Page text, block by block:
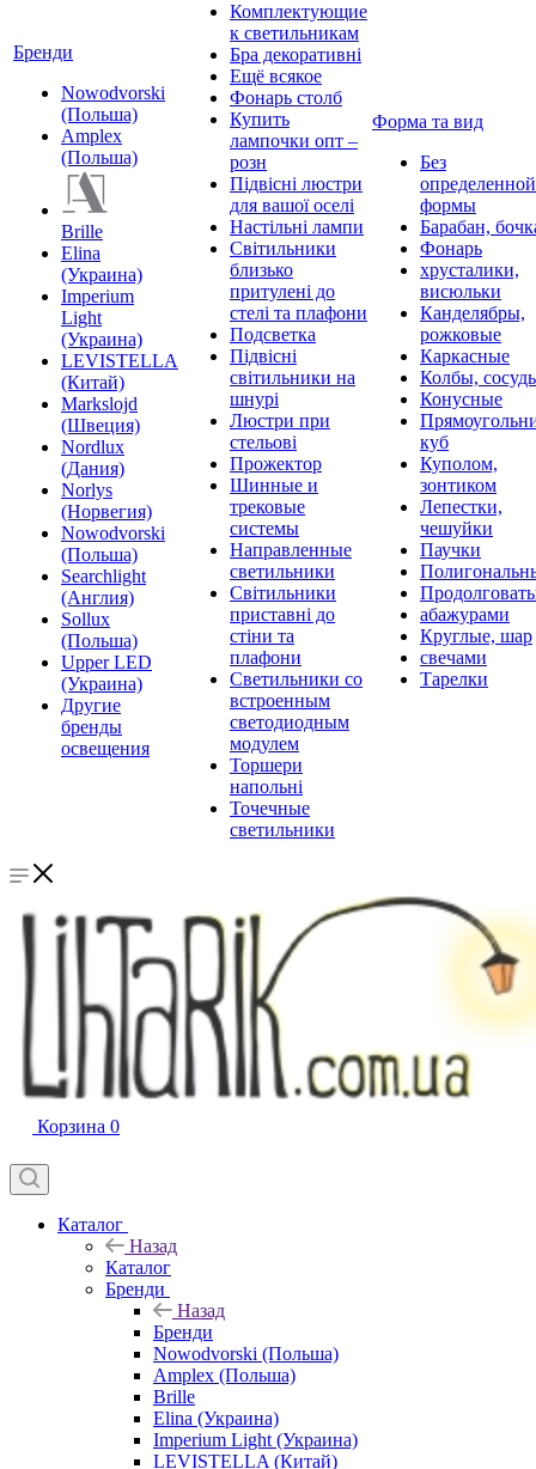
Бренди
Nowodvorski
(Польша)
Amplex
(Польша)
Brille
Elina
(Украина)
Imperium
Light
(Украина)
LEVISTELLA
(Китай)
Markslojd
(Швеция)
Nordlux
(Дания)
Norlys
(Норвегия)
Nowodvorski
(Польша)
Searchlight
(Англия)
Sollux
(Польша)
Upper LED
(Украина)
Другие
бренды
освещения
Комплектующие
к светильникам
Бра декоративні
Ещё всякое
Фонарь столб
Купить
лампочки опт –
розн
Підвісні люстри
для вашої оселі
Настільні лампи
Світильники
близько
притулені до
стелі та плафони
Подсветка
Підвісні
світильники на
шнурі
Люстри при
стельові
Прожектор
Шинные и
трековые
системы
Направленные
светильники
Світильники
приставні до
стіни та
плафони
Светильники со
встроенным
светодиодным
модулем
Торшери
напольні
Точечные
светильники
Форма та вид
Без
определенной
формы
Барабан,
Фонарь
хрусталики,
висюльки
Канделябры,
рожковые
Каркасные
Колбы,
Конусные
куб
Куполом,
зонтиком
Лепестки,
чешуйки
Паучки
абажурами
Круглые, шар
свечами
Тарелки
Корзина 0
Каталог
Назад
Каталог
Бренди
Назад
Бренди
Nowodvorski (Польша)
Amplex (Польша)
Brille
Elina (Украина)
Imperium Light (Украина)
LEVISTELLA (Китай)